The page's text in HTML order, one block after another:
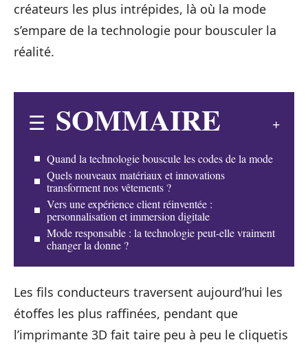
créateurs les plus intrépides, là où la mode
s’empare de la technologie pour bousculer la
réalité.
SOMMAIRE
Quand la technologie bouscule les codes de la mode
Quels nouveaux matériaux et innovations
transforment nos vêtements ?
Vers une expérience client réinventée :
personnalisation et immersion digitale
Mode responsable : la technologie peut-elle vraiment
changer la donne ?
Les fils conducteurs traversent aujourd’hui les
étoffes les plus raffinées, pendant que
l’imprimante 3D fait taire peu à peu le cliquetis